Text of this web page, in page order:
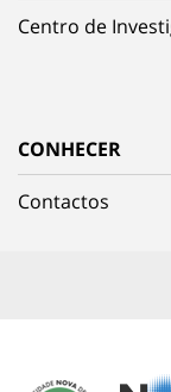
Centro de
CONHECER
Contactos